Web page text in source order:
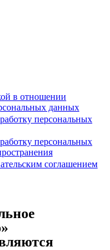
в отношении
данных
персональных
персональных
соглашением